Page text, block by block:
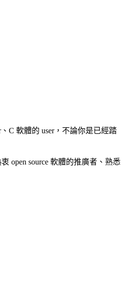
C 軟體的 user，不論你是已經踏
open source 軟體的推廣者、熟悉